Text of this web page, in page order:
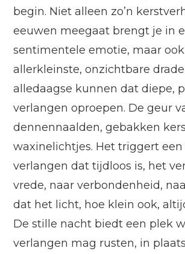
begin. Niet alleen zo’n
eeuwen meegaat brengt je in
sentimentele emotie, maar
allerkleinste, onzichtbare
alledaagse kunnen dat diepe,
verlangen oproepen. De geur
dennennaalden, gebakken
waxinelichtjes. Het triggert
verlangen dat tijdloos is, het
vrede, naar verbondenheid,
dat het licht, hoe klein ook,
De stille nacht biedt een plek
verlangen mag rusten, in